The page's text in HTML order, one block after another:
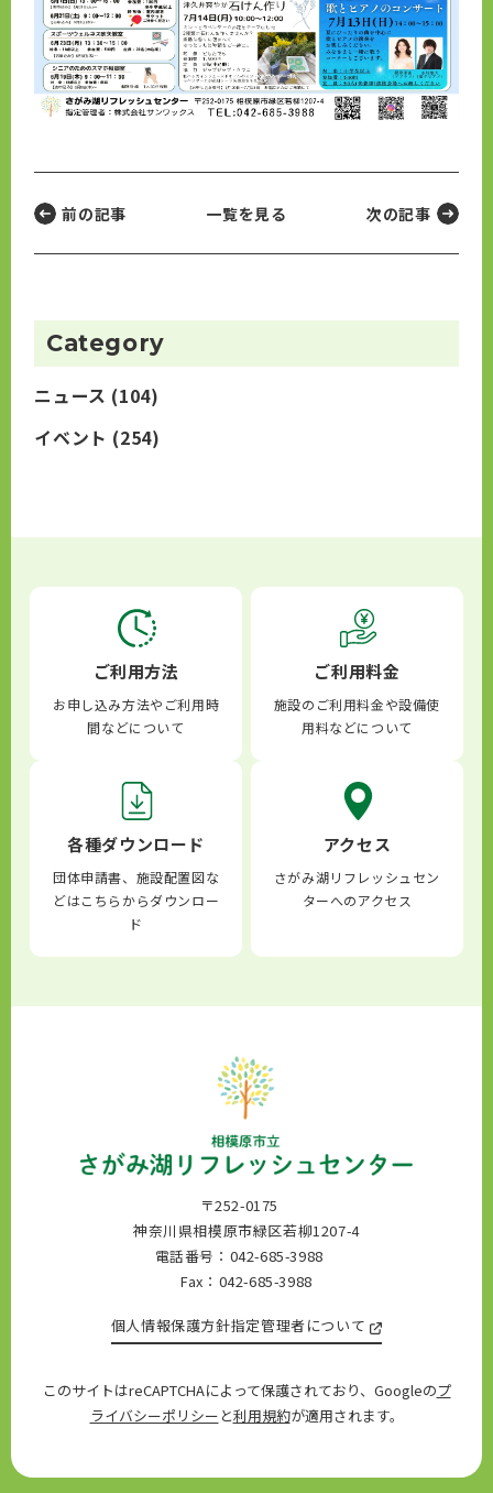
前の記事 一覧を見る 次の記事
Category
ニュース (104)
イベント (254)
ご利用方法
お申し込み方法やご利用時
間などについて
ご利用料金
施設のご利用料金や設備使
用料などについて
各種ダウンロード
団体申請書、施設配置図な
どはこちらからダウンロー
ド
アクセス
さがみ湖リフレッシュセン
ターへのアクセス
〒252-0175
神奈川県相模原市緑区若柳1207-4
電話番号：042-685-3988
Fax：042-685-3988
個人情報保護方針指定管理者について
このサイトはreCAPTCHAによって保護されており、Googleのプ
ライバシーポリシー と利用規約が適用されます。